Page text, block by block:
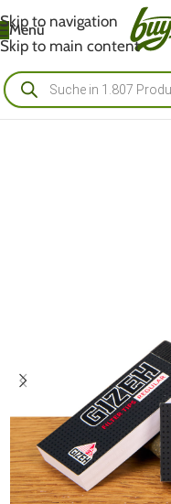
Skip to navigation
Skip to main content
Menü